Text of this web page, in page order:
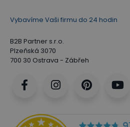
Vybavíme Vaši firmu do 24 hodin
B2B Partner s.r.o.
Plzeňská 3070
700 30 Ostrava - Zábřeh